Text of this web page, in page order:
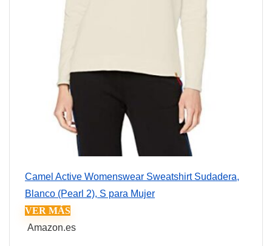
Camel Active Womenswear Sweatshirt Sudadera,
Blanco (Pearl 2), S para Mujer
VER MÁS
Amazon.es